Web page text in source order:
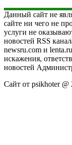
Данный сайт не
сайте ни чего не
услуги не
новостей RSS
newsru.com и
искажения,
новостей
Сайт от psikhoter @